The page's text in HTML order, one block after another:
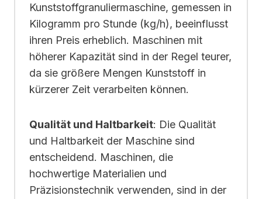
Kunststoffgranuliermaschine, gemessen in
Kilogramm pro Stunde (kg/h), beeinflusst
ihren Preis erheblich. Maschinen mit
höherer Kapazität sind in der Regel teurer,
da sie größere Mengen Kunststoff in
kürzerer Zeit verarbeiten können.
Qualität und Haltbarkeit: Die Qualität
und Haltbarkeit der Maschine sind
entscheidend. Maschinen, die
hochwertige Materialien und
Präzisionstechnik verwenden, sind in der